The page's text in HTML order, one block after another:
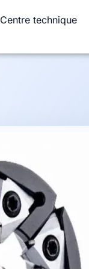
Centre technique